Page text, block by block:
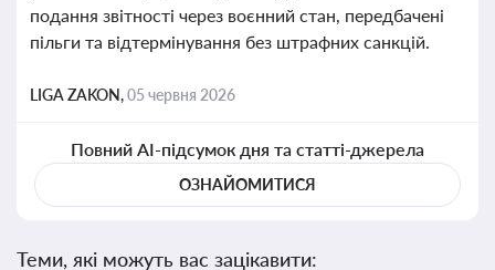
подання звітності через воєнний стан, передбачені
пільги та відтермінування без штрафних санкцій.
LIGA ZAKON,05 червня 2026
Повний AI-підсумок дня та статті-джерела
ОЗНАЙОМИТИСЯ
Теми, які можуть вас зацікавити: